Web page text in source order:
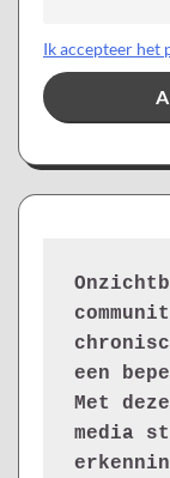
Ik accepteer het
een
Met
media